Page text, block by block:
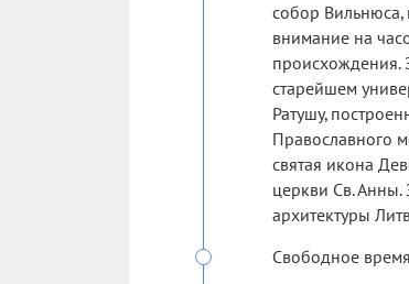
собор Вильнюса,
внимание на
происхождения.
старейшем
Ратушу,
Православного
святая икона
церкви Св. Анны.
архитектуры
Свободное